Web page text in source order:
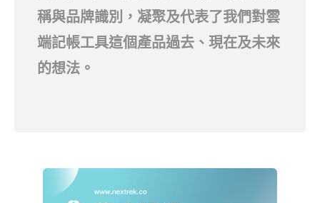
稱與品牌識別 ，凝聚及代表了我們對雲
端記帳工具這個產品過去、現在及未來
的想法。